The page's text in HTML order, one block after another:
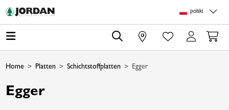
polski
0
Home Platten Schichtstoffplatten Egger
Egger